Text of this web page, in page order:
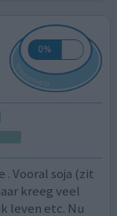
. Vooral soja (zit
kreeg veel
leven etc. Nu